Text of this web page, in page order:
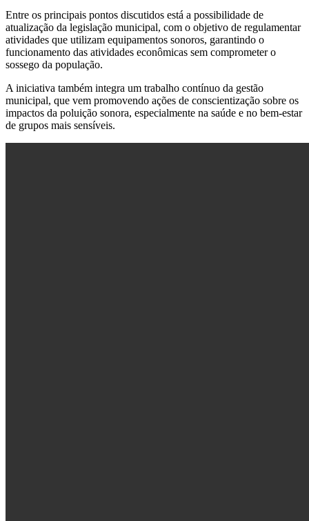
Entre os principais pontos discutidos está a possibilidade de
atualização da legislação municipal, com o objetivo de regulamentar
atividades que utilizam equipamentos sonoros, garantindo o
funcionamento das atividades econômicas sem comprometer o
sossego da população.
A iniciativa também integra um trabalho contínuo da gestão
municipal, que vem promovendo ações de conscientização sobre os
impactos da poluição sonora, especialmente na saúde e no bem-estar
de grupos mais sensíveis.